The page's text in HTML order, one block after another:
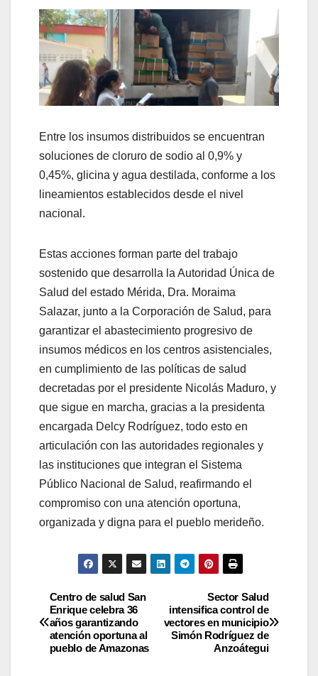
Entre los insumos distribuidos se encuentran
soluciones de cloruro de sodio al 0,9% y
0,45%, glicina y agua destilada, conforme a los
lineamientos establecidos desde el nivel
nacional.
Estas acciones forman parte del trabajo
sostenido que desarrolla la Autoridad Única de
Salud del estado Mérida, Dra. Moraima
Salazar, junto a la Corporación de Salud, para
garantizar el abastecimiento progresivo de
insumos médicos en los centros asistenciales,
en cumplimiento de las políticas de salud
decretadas por el presidente Nicolás Maduro, y
que sigue en marcha, gracias a la presidenta
encargada Delcy Rodríguez, todo esto en
articulación con las autoridades regionales y
las instituciones que integran el Sistema
Público Nacional de Salud, reafirmando el
compromiso con una atención oportuna,
organizada y digna para el pueblo merideño.
Sector Salud
intensifica control de
vectores en municipio
Simón Rodríguez de
Anzoátegui
Centro de salud San
Enrique celebra 36
años garantizando
atención oportuna al
pueblo de ​Amazonas